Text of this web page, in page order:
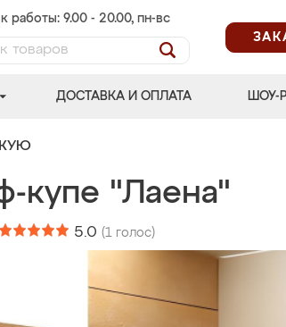
работы: 9.00 - 20.00, пн-вс
ДОСТАВКА И ОПЛАТА ШОУ-
купе "Лаена"
5.0 (1 голос)